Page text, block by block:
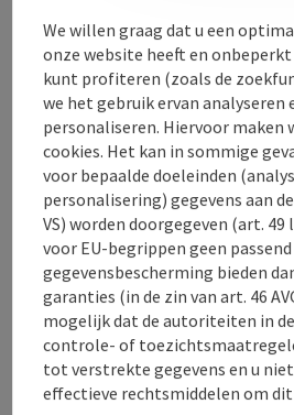
Keuken
Inrichting
Prijs
Ligging
Geschiktheid
Toegankelijkheid
We willen graag dat u een
onze website heeft en
kunt profiteren (zoals de
we het gebruik ervan analyseren
personaliseren. Hiervoor maken
cookies. Het kan in sommige
voor bepaalde doeleinden
personalisering) gegevens aan
VS) worden doorgegeven (art. 49
voor EU-begrippen geen passend
gegevensbescherming bieden
garanties (in de zin van art. 46
mogelijk dat de autoriteiten in de
controle- of
tot verstrekte gegevens en u
effectieve rechtsmiddelen om